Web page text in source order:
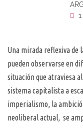
Una mirada reflexiva de
pueden observarse en
situación que atraviesa
sistema capitalista a
imperialismo, la
neoliberal actual, se